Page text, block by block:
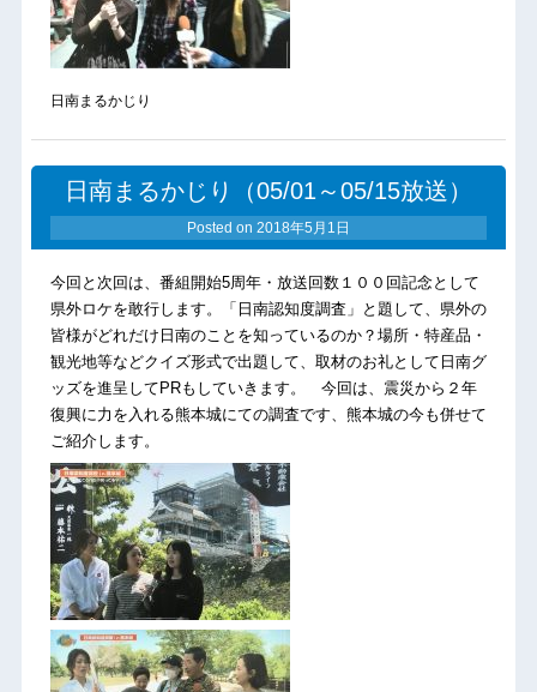
日南まるかじり
日南まるかじり（05/01～05/15放送）
Posted on 2018年5月1日
今回と次回は、番組開始5周年・放送回数１００回記念として
県外ロケを敢行します。「日南認知度調査」と題して、県外の
皆様がどれだけ日南のことを知っているのか？場所・特産品・
観光地等などクイズ形式で出題して、取材のお礼として日南グ
ッズを進呈してPRもしていきます。 今回は、震災から２年
復興に力を入れる熊本城にての調査です、熊本城の今も併せて
ご紹介します。